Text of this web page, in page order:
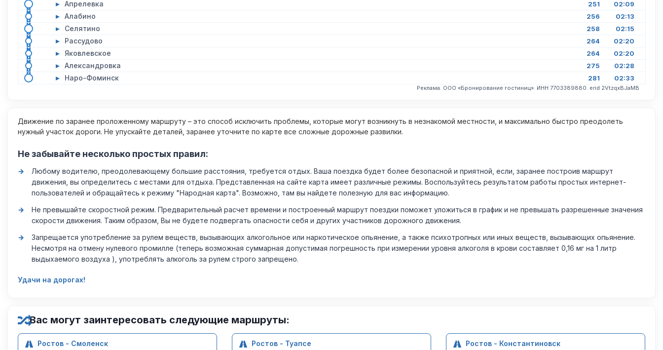
▸ Апрелевка 251 02:09
▸ Алабино 256 02:13
▸ Селятино 258 02:15
▸ Рассудово 264 02:20
▸ Яковлевское 264 02:20
▸ Александровка 275 02:28
▸ Наро-Фоминск 281 02:33
Реклама. ООО «Бронирование гостиниц». ИНН 7703389880. erid 2VtzqxBJaMB
Движение по заранее проложенному маршруту – это способ исключить проблемы, которые могут возникнуть в незнакомой местности, и максимально быстро преодолеть
нужный участок дороги. Не упускайте деталей, заранее уточните по карте все сложные дорожные развилки.
Не забывайте несколько простых правил:
Любому водителю, преодолевающему большие расстояния, требуется отдых. Ваша поездка будет более безопасной и приятной, если, заранее построив маршрут
движения, вы определитесь с местами для отдыха. Представленная на сайте карта имеет различные режимы. Воспользуйтесь результатом работы простых интернет-
пользователей и обращайтесь к режиму "Народная карта". Возможно, там вы найдете полезную для вас информацию.
Не превышайте скоростной режим. Предварительный расчет времени и построенный маршрут поездки поможет уложиться в график и не превышать разрешенные значения
скорости движения. Таким образом, Вы не будете подвергать опасности себя и других участников дорожного движения.
Запрещается употребление за рулем веществ, вызывающих алкогольное или наркотическое опьянение, а также психотропных или иных веществ, вызывающих опьянение.
Несмотря на отмену нулевого промилле (теперь возможная суммарная допустимая погрешность при измерении уровня алкоголя в крови составляет 0,16 мг на 1 литр
выдыхаемого воздуха ), употреблять алкоголь за рулем строго запрещено.
Удачи на дорогах!
Вас могут заинтересовать следующие маршруты:
Ростов - Смоленск Ростов - Туапсе Ростов - Константиновск